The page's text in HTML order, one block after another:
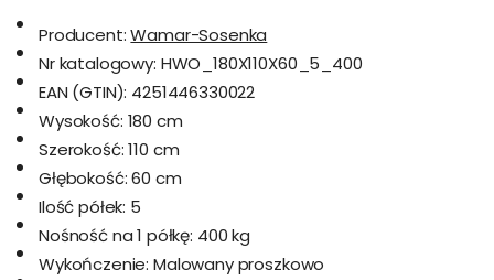
Producent: Wamar-Sosenka
Nr katalogowy: HWO_180X110X60_5_400
EAN (GTIN): 4251446330022
Wysokość: 180 cm
Szerokość: 110 cm
Głębokość: 60 cm
Ilość półek: 5
Nośność na 1 półkę: 400 kg
Wykończenie: Malowany proszkowo